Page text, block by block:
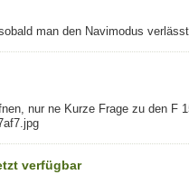
man den Navimodus
nur ne Kurze Frage zu den
verfügbar